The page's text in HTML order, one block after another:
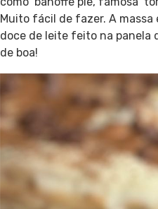
Muito fácil de fazer. A
doce de leite feito na panela
de boa!